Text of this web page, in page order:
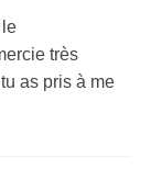
le
très
as pris à me